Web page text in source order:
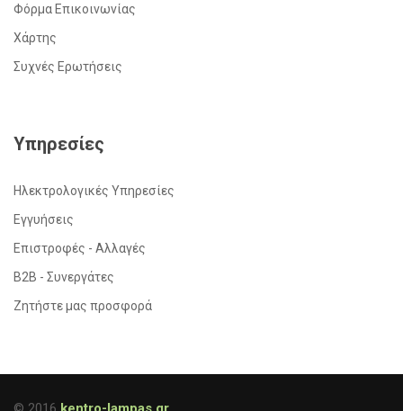
Φόρμα Επικοινωνίας
Χάρτης
Συχνές Ερωτήσεις
Υπηρεσίες
Ηλεκτρολογικές Υπηρεσίες
Εγγυήσεις
Επιστροφές - Αλλαγές
Β2Β - Συνεργάτες
Ζητήστε μας προσφορά